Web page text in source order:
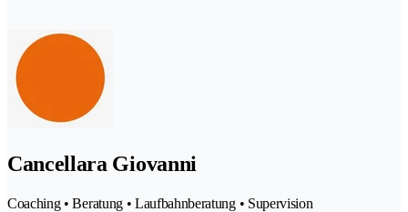
Cancellara Giovanni
Coaching • Beratung • Laufbahnberatung • Supervision